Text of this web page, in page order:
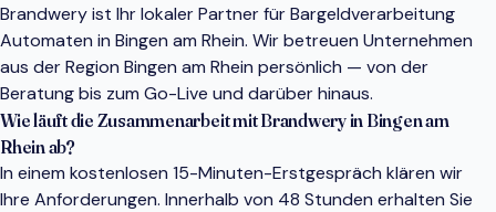
Brandwery ist Ihr lokaler Partner für Bargeldverarbeitung
Automaten in Bingen am Rhein. Wir betreuen Unternehmen
aus der Region Bingen am Rhein persönlich — von der
Beratung bis zum Go-Live und darüber hinaus.
Wie läuft die Zusammenarbeit mit Brandwery in Bingen am
Rhein ab?
In einem kostenlosen 15-Minuten-Erstgespräch klären wir
Ihre Anforderungen. Innerhalb von 48 Stunden erhalten Sie